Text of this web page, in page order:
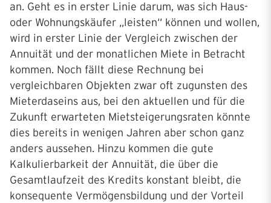
an. Geht es in erster Linie darum, was sich Haus-
oder Wohnungskäufer „leisten“ können und wollen,
wird in erster Linie der Vergleich zwischen der
Annuität und der monatlichen Miete in Betracht
kommen. Noch fällt diese Rechnung bei
vergleichbaren Objekten zwar oft zugunsten des
Mieterdaseins aus, bei den aktuellen und für die
Zukunft erwarteten Mietsteigerungsraten könnte
dies bereits in wenigen Jahren aber schon ganz
anders aussehen. Hinzu kommen die gute
Kalkulierbarkeit der Annuität, die über die
Gesamtlaufzeit des Kredits konstant bleibt, die
konsequente Vermögensbildung und der Vorteil